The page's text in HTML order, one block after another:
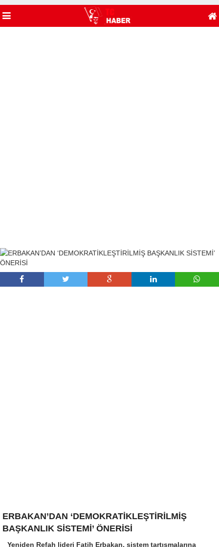
ERBAKAN’DAN ‘DEMOKRATİKLEŞTİRİLMİŞ
BAŞKANLIK SİSTEMİ’ ÖNERİSİ
Yeniden Refah lideri Fatih Erbakan, sistem tartışmalarına